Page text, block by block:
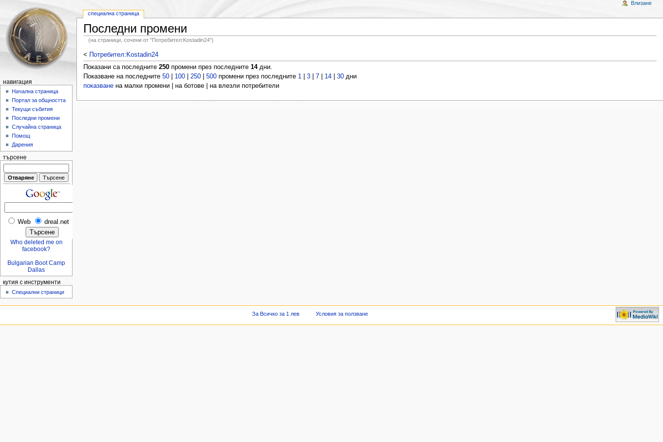
Последни промени
(на страници, сочени от "Потребител:Kostadin24")
< Потребител:Kostadin24
Показани са последните 250промени през последните 14дни.
Показване на последните 50| 100| 250| 500промени през последните 1| 3| 7| 14| 30дни
показванена малки промени | на ботове | на влезли потребители
специална страница
Влизане
навигация
Начална страница
Портал за общността
Текущи събития
Последни промени
Случайна страница
Помощ
Дарения
търсене
Web dreal.net
Who deleted me on
facebook?
Bulgarian Boot Camp
Dallas
кутия с инструменти
Специални страници
За Всичко за 1 лев Условия за ползване